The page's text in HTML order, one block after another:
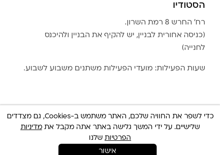
בגדים
אביזרים
גברים
LA LUNA HOME
צור קשר
שמירה על התכשיטים
הצהרת נגישות
טבלת מידות טבעות
Community Club
הסטודיו
רח׳ החרש 8 רמת השרון.
(כניסה אחורית לבניין, יש להקיף את הבניין ולהיכנס
לחנייה)
שעות הפעילות: מועדי הפעילות משתנים משבוע לשבוע.
© כל הזכויות שמורות 2025 Built By IWP
כדי לשפר את החוויה שלכם, האתר משתמש ב-Cookies, גם מצדדים
שלישיים. על ידי המשך גלישה באתר אתה מקבל אתמדיניות
הפרטיות שלנו
אישור
צריכה עזרה ?